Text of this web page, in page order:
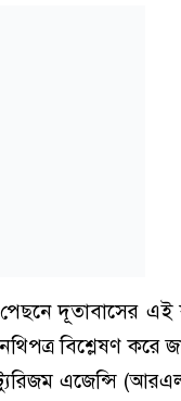
দূতাবাসের এই
বিশ্লেষণ
এজেন্সি